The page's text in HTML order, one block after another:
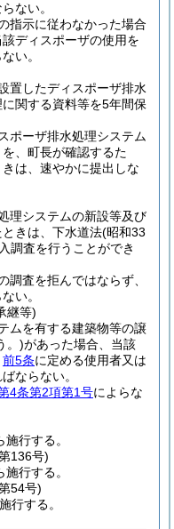
ない。
指示に従わなかった場合
ディスポーザの使用を
い。
置したディスポーザ排水
関する資料等を5年間保
ポーザ排水処理システム
、町長が確認するた
は、速やかに提出しな
理システムの新設等及び
きは、下水道法(昭和33
調査を行うことができ
調査を拒んではならず、
い。
継等)
ムを有する建築物等の譲
。)があった場合、当該
前5条に定める使用者又は
ならない。
4条第2項第1号によらな
行する。
136号)
行する。
54号)
行する。